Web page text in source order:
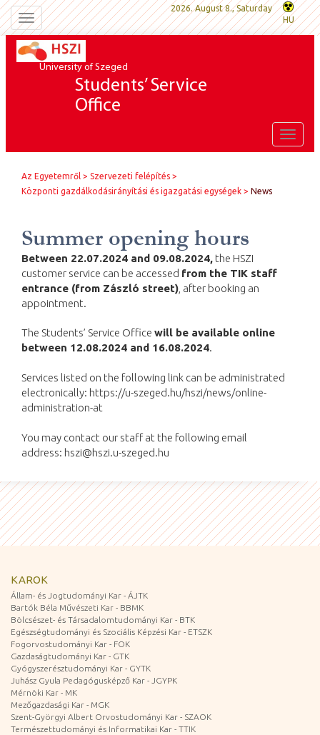
Toggle
navigation
2026. August 8., Saturday
HU
University of Szeged
Students’ Service
Office
Toggle
Az Egyetemről
Szervezeti felépítés
Központi gazdálkodásirányítási és igazgatási egységek
News
Summer opening hours
Between 22.07.2024 and 09.08.2024, the HSZI
customer service can be accessed from the TIK staff
entrance (from Zászló street) , after booking an
appointment.
The Students’ Service Office will be available online
between 12.08.2024 and 16.08.2024.
Services listed on the following link can be administrated
electronically: https://u-szeged.hu/hszi/news/online-
administration-at
You may contact our staff at the following email
address: hszi@hszi.u-szeged.hu
KAROK
Állam- és Jogtudományi Kar - ÁJTK
Bartók Béla Művészeti Kar - BBMK
Bölcsészet- és Társadalomtudományi Kar - BTK
Egészségtudományi és Szociális Képzési Kar - ETSZK
Fogorvostudományi Kar - FOK
Gazdaságtudományi Kar - GTK
Gyógyszerésztudományi Kar - GYTK
Juhász Gyula Pedagógusképző Kar - JGYPK
Mérnöki Kar - MK
Mezőgazdasági Kar - MGK
Szent-Györgyi Albert Orvostudományi Kar - SZAOK
Természettudományi és Informatikai Kar - TTIK